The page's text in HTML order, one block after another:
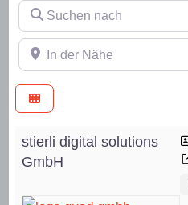
Suchen nach
In der Nähe
stierli digital solutions
GmbH